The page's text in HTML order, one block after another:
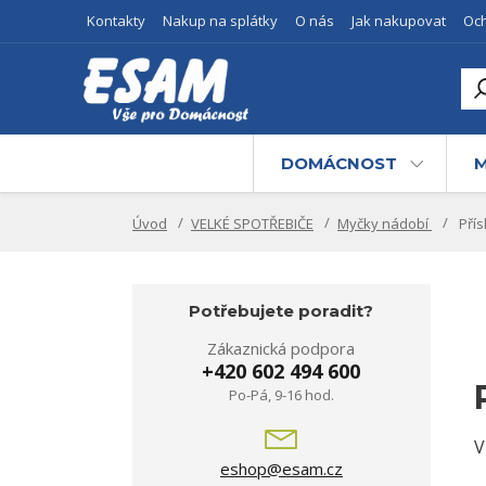
Kontakty Nakup na splátky O nás Jak nakupovat
DOMÁCNOST
Úvod VELKÉ SPOTŘEBIČE Myčky nádobí
Potřebujete poradit?
Zákaznická podpora
+420 602 494 600
Po-Pá, 9-16 hod.
eshop@esam.cz